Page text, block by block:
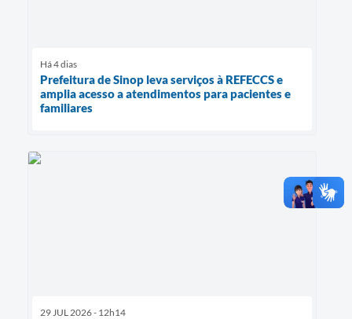
Há 4 dias
Prefeitura de Sinop leva serviços à REFECCS e
amplia acesso a atendimentos para pacientes e
familiares
29 JUL 2026 - 12h14